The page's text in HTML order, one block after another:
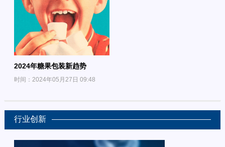
2024年糖果包装新趋势
时间：2024年05月27日 09:48
行业创新